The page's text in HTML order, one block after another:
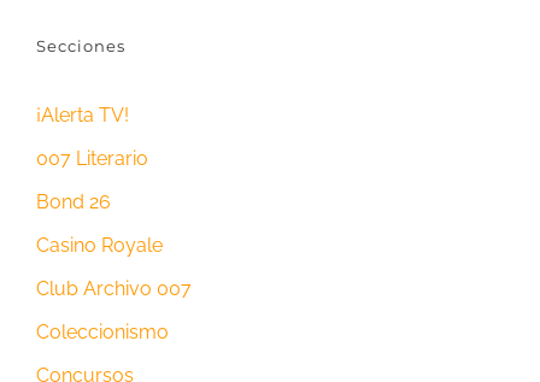
Secciones
¡Alerta TV!
007 Literario
Bond 26
Casino Royale
Club Archivo 007
Coleccionismo
Concursos